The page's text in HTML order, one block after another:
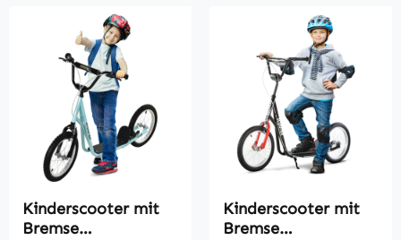
Kinderscooter mit
Bremse
Kinderscooter mit
Bremse